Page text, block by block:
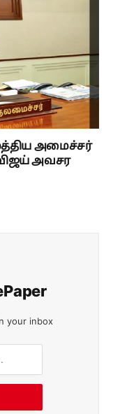
அமைச்சர்
அவசர
your inbox